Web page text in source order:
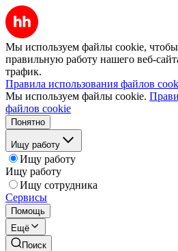
Мы используем файлы cookie, чтобы
правильную работу нашего веб-
трафик.
Правила использования файлов
Мы используем файлы cookie.
файлов cookie
Понятно
Ищу работу
Ищу работу
Ищу работу
Ищу сотрудника
Сервисы
Помощь
Ещё
Поиск